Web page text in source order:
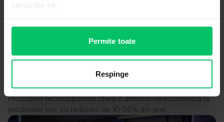
serviciilor lor.
Permite toate
Respinge
Condițiile Estetice ale Produselor Recondiţionate:
Ce Înseamnă Produs reconditionat și Cum să
Produsele recondiționate oferă o alternativă economică la
produsele noi, cu reduceri de 10-50% din preț.